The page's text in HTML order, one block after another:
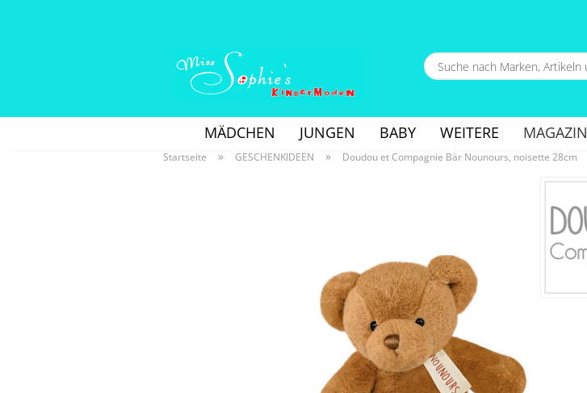
MÄDCHEN JUNGEN BABY MAGAZIN
WEITERE
Startseite » GESCHENKIDEEN » Doudou et Compagnie Bär Nounours, noisette 28cm